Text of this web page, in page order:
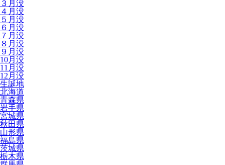
３月没
４月没
５月没
６月没
７月没
８月没
９月没
10月没
11月没
12月没
生誕地
北海道
青森県
岩手県
宮城県
秋田県
山形県
福島県
茨城県
栃木県